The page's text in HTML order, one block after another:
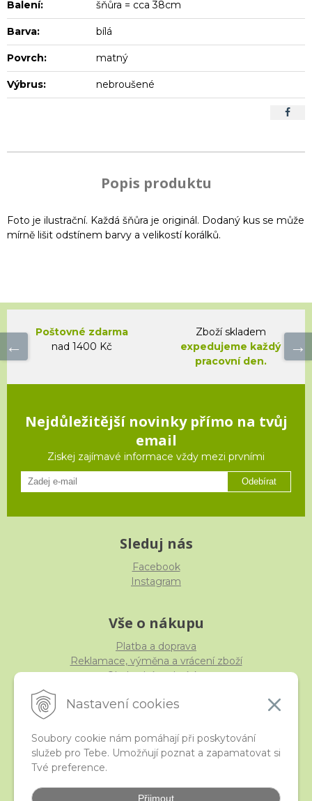
Nastavení cookies
Soubory cookie nám pomáhají při poskytování
služeb pro Tebe. Umožňují poznat a zapamatovat si
Tvé preference.
Přijmout
Balení: šňůra = cca 38cm
Barva: bílá
Povrch: matný
Výbrus: nebroušené
Popis produktu
Foto je ilustrační. Každá šňůra je originál. Dodaný kus se může
mírně lišit odstínem barvy a velikostí korálků.
Poštovné zdarma
nad 1400 Kč
Zboží skladem
expedujeme každý
pracovní den.
Nejdůležitější novinky přímo na tvůj
email
Ziskej zajímavé informace vždy mezi prvními
Odebírat
Sleduj nás
Facebook
Instagram
Vše o nákupu
Platba a doprava
Reklamace, výměna a vrácení zboží
Obchodní podmínky
iStraka
Velkoobchod